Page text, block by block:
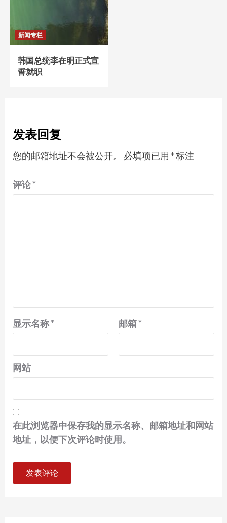
新闻专栏
韩国总统李在明正式宣
誓就职
发表回复
您的邮箱地址不会被公开。 必填项已用 *标注
评论*
显示名称* 邮箱*
网站
在此浏览器中保存我的显示名称、邮箱地址和网站
地址，以便下次评论时使用。